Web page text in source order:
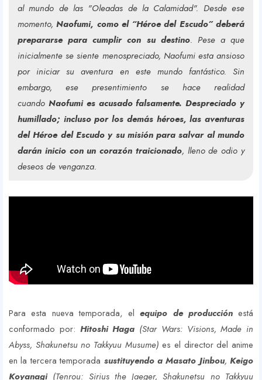
al mundo de las "Oleadas de la Calamidad". Desde ese
momento, Naofumi, como el “Héroe del Escudo” deberá
prepararse para cumplir con su destino. Pese a que
inicialmente se siente menospreciado, Naofumi esta ansioso
por iniciar su aventura en este mundo fantástico. Sin
embargo, ese presentimiento se hace realidad
cuando Naofumi es acusado falsamente. Despreciado y
humillado; incluso por los demás héroes, las aventuras
del Héroe del Escudo y su misión para salvar al mundo
darán inicio con un corazón traicionado, lleno de odio y
deseos de venganza.
Para esta nueva temporada, elequipo de producciónestá
conformado por: Hitoshi Haga (Star Wars: Visions, Made in
Abyss, Shakunetsu no Takkyuu Musume) es el director del anime
en la tercera temporada sustituyendo a Masato Jinbou, Keigo
Koyanagi (Tenrou: Sirius the Jaeger, Shakunetsu no Takkyuu